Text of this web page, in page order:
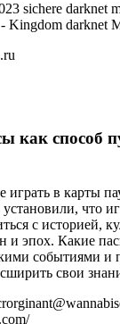
sichere darknet
Kingdom darknet
как способ
играть в карты
что
с историей,
и эпох. Какие
событиями и
свои